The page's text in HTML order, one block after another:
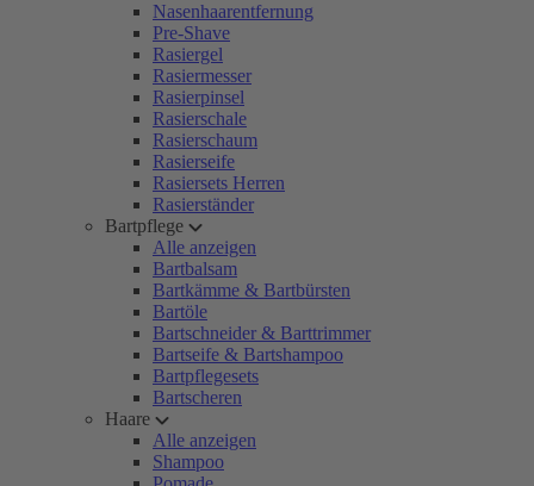
Nasenhaarentfernung
Pre-Shave
Rasiergel
Rasiermesser
Rasierpinsel
Rasierschale
Rasierschaum
Rasierseife
Rasiersets Herren
Rasierständer
Bartpflege
Alle anzeigen
Bartbalsam
Bartkämme & Bartbürsten
Bartöle
Bartschneider & Barttrimmer
Bartseife & Bartshampoo
Bartpflegesets
Bartscheren
Haare
Alle anzeigen
Shampoo